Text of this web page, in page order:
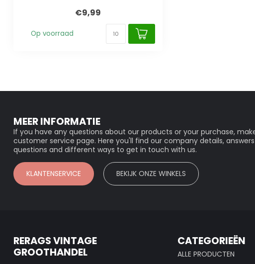
€9,99
Op voorraad
MEER INFORMATIE
If you have any questions about our products or your purchase,
customer service page. Here you'll find our company details,
questions and different ways to get in touch with us.
KLANTENSERVICE BEKIJK ONZE WINKELS
RERAGS VINTAGE
GROOTHANDEL
CATEGORIEËN
ALLE PRODUCTEN